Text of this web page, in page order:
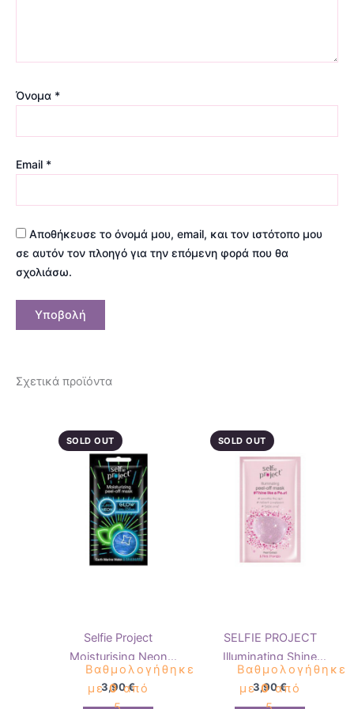
Όνομα *
Email *
Αποθήκευσε το όνομά μου, email, και τον ιστότοπο μου
σε αυτόν τον πλοηγό για την επόμενη φορά που θα
σχολιάσω.
Σχετικά προϊόντα
SOLD OUT
Selfie Project
Moisturising Neon
Peel-Off Mask
GlowInBlue
Βαθμολογήθηκε
με0από
3,90€
SOLD OUT
SELFIE PROJECT
Illuminating Shine
Like a Pearl
Βαθμολογήθηκε
με0από
3,90€